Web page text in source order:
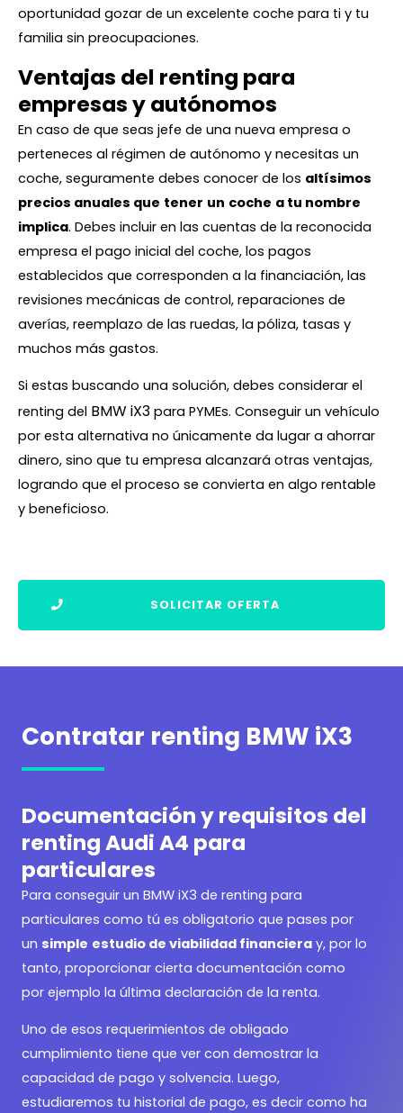
oportunidad gozar de un excelente coche para ti y tu
familia sin preocupaciones.
Ventajas del renting para
empresas y autónomos
En caso de que seas jefe de una nueva empresa o
perteneces al régimen de autónomo y necesitas un
coche, seguramente debes conocer de los altísimos
precios anuales que tener un coche a tu nombre
implica. Debes incluir en las cuentas de la reconocida
empresa el pago inicial del coche, los pagos
establecidos que corresponden a la financiación, las
revisiones mecánicas de control, reparaciones de
averías, reemplazo de las ruedas, la póliza, tasas y
muchos más gastos.
Si estas buscando una solución, debes considerar el
renting del BMW iX3 para PYMEs. Conseguir un vehículo
por esta alternativa no únicamente da lugar a ahorrar
dinero, sino que tu empresa alcanzará otras ventajas,
logrando que el proceso se convierta en algo rentable
y beneficioso.
SOLICITAR OFERTA
Contratar renting BMW iX3
Documentación y requisitos del
renting Audi A4 para
particulares
Para conseguir un BMW iX3 de renting para
particulares como tú es obligatorio que pases por
un simple estudio de viabilidad financiera y, por lo
tanto, proporcionar cierta documentación como
por ejemplo la última declaración de la renta.
Uno de esos requerimientos de obligado
cumplimiento tiene que ver con demostrar la
capacidad de pago y solvencia. Luego,
estudiaremos tu historial de pago, es decir como ha